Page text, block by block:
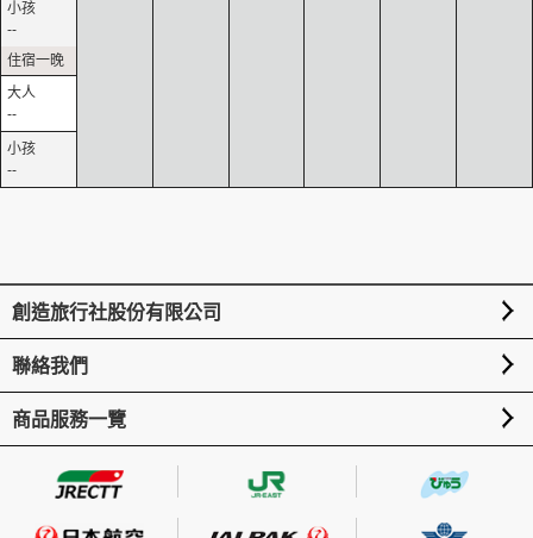
--
--
--
創造旅行社股份有限公司
聯絡我們
商品服務一覽